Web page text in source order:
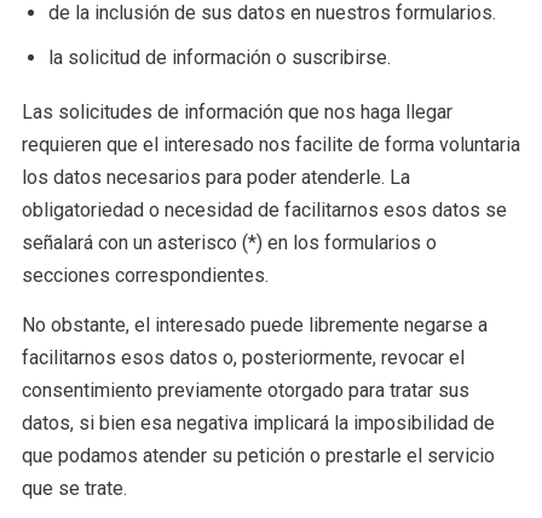
de la inclusión de sus datos en nuestros formularios.
la solicitud de información o suscribirse.
Las solicitudes de información que nos haga llegar
requieren que el interesado nos facilite de forma voluntaria
los datos necesarios para poder atenderle. La
obligatoriedad o necesidad de facilitarnos esos datos se
señalará con un asterisco (*) en los formularios o
secciones correspondientes.
No obstante, el interesado puede libremente negarse a
facilitarnos esos datos o, posteriormente, revocar el
consentimiento previamente otorgado para tratar sus
datos, si bien esa negativa implicará la imposibilidad de
que podamos atender su petición o prestarle el servicio
que se trate.